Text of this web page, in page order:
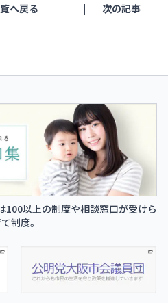
へ戻る 次の記事
100以上の制度や相談窓口が受けら
制度。